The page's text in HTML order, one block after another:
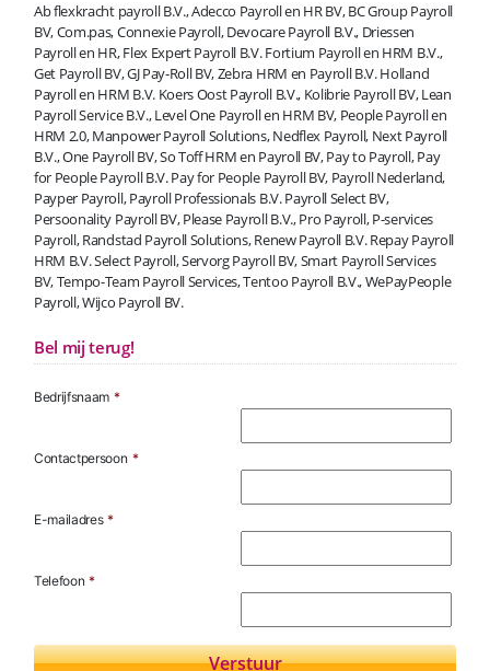
Ab flexkracht payroll B.V., Adecco Payroll en HR BV, BC Group Payroll
BV, Com.pas, Connexie Payroll, Devocare Payroll B.V., Driessen
Payroll en HR, Flex Expert Payroll B.V. Fortium Payroll en HRM B.V.,
Get Payroll BV, GJ Pay-Roll BV, Zebra HRM en Payroll B.V. Holland
Payroll en HRM B.V. Koers Oost Payroll B.V., Kolibrie Payroll BV, Lean
Payroll Service B.V., Level One Payroll en HRM BV, People Payroll en
HRM 2.0, Manpower Payroll Solutions, Nedflex Payroll, Next Payroll
B.V., One Payroll BV, So Toff HRM en Payroll BV, Pay to Payroll, Pay
for People Payroll B.V. Pay for People Payroll BV, Payroll Nederland,
Payper Payroll, Payroll Professionals B.V. Payroll Select BV,
Persoonality Payroll BV, Please Payroll B.V., Pro Payroll, P-services
Payroll, Randstad Payroll Solutions, Renew Payroll B.V. Repay Payroll
HRM B.V. Select Payroll, Servorg Payroll BV, Smart Payroll Services
BV, Tempo-Team Payroll Services, Tentoo Payroll B.V., WePayPeople
Payroll, Wijco Payroll BV.
Bel mij terug!
Bedrijfsnaam *
Contactpersoon *
E-mailadres *
Telefoon *